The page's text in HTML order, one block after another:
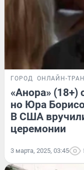
ГОРОД ОНЛАЙН-
«Анора»
но Юра
В США
церемонии
3 марта, 2025, 03:45